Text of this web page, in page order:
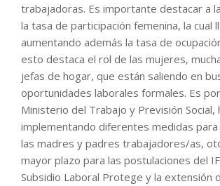
trabajadoras. Es importante destacar a
la tasa de participación femenina, la cual
aumentando además la tasa de
esto destaca el rol de las mujeres,
jefas de hogar, que están saliendo en
oportunidades laborales formales. Es
Ministerio del Trabajo y Previsión Social,
implementando diferentes medidas
las madres y padres trabajadores/as,
mayor plazo para las postulaciones del
Subsidio Laboral Protege y la extensión